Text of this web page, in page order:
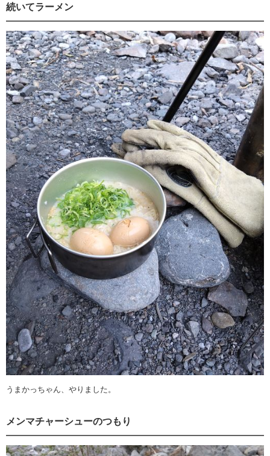
続いてラーメン
うまかっちゃん、やりました。
メンマチャーシューのつもり